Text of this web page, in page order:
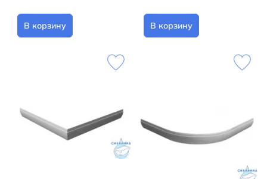
В корзину В корзину